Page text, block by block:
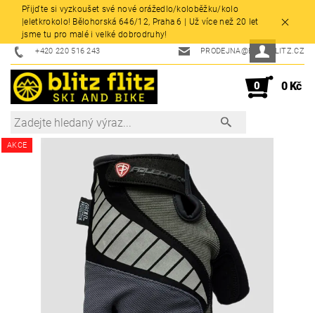
Přijďte si vyzkoušet své nové orážedlo/koloběžku/kolo
|eletkrokolo! Bělohorská 646/12, Praha 6 | Už více než 20 let
jsme tu pro malé i velké dobrodruhy!
+420 220 516 243 PRODEJNA@BLITZFLITZ.CZ
0 0 Kč
AKCE